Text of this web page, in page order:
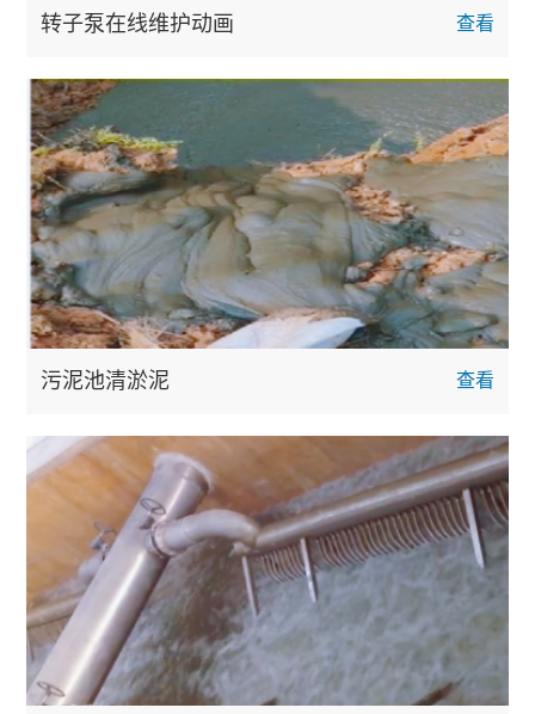
转子泵在线维护动画 查看
污泥池清淤泥 查看